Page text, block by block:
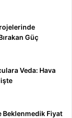
Güç
Veda: Hava
Beklenmedik Fiyat